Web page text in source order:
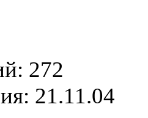
272
21.11.04